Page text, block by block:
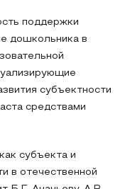
поддержки
дошкольника в
субъектности
средствами
субъекта и
в отечественной